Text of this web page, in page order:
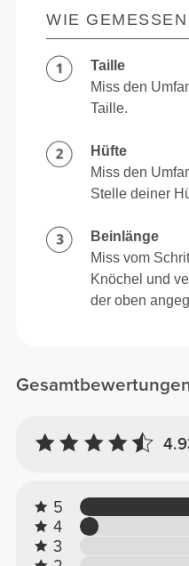
5
4
3
WIE
Taille
Miss den
Taille.
Hüfte
Miss den
Stelle deiner
Beinlänge
Miss vom
Knöchel und
der oben